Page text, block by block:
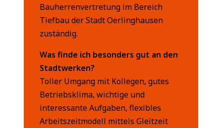
Bauherrenvertretung im Bereich
Tiefbau der Stadt Oerlinghausen
zuständig.
Was finde ich besonders gut an den
Stadtwerken?
Toller Umgang mit Kollegen, gutes
Betriebsklima, wichtige und
interessante Aufgaben, flexibles
Arbeitszeitmodell mittels Gleitzeit